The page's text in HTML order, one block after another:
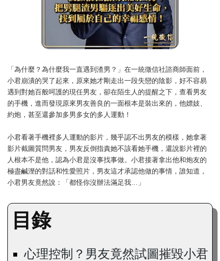
「為什麼？為什麼我一直遇到渣男？」在一統徵信社諮商師面前，
小君崩潰的哭了起來，原來她才剛走出一段失戀的陰影，好不容易
遇到對她百般呵護的現任男友，卻在陌生人的提醒之下，查看男友
的手機，進而發現原來男友善良的一面根本是裝出來的，他嫖妓、
約炮，甚至還參加多男多女的多人運動！
小君看著手機裡多人運動的影片，幾乎認不出男友的模樣，她拿著
影片截圖質問男友，男友反倒指責她不該看她手機，還說影片裡的
人根本不是他，認為小君是沒事找事做。小君接著拿出他和炮友的
極盡鹹溼的對話和性愛照片，男友這才承認他做的事情，誰知道，
小君男友竟然說：「都怪你沒辦法滿足我…」
目錄
心理控制？男友竟然試圖摧毀小君